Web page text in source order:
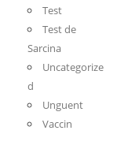
Test
Test de
Sarcina
Uncategorize
d
Unguent
Vaccin